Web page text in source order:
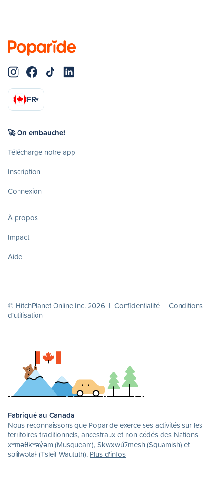
FR▾
🚀 On embauche!
Télécharge notre app
Inscription
Connexion
À propos
Impact
Aide
© HitchPlanet Online Inc. 2026 | Confidentialité | Conditions
d'utilisation
Fabriqué au Canada
Nous reconnaissons que Poparide exerce ses activités sur les
territoires traditionnels, ancestraux et non cédés des Nations
xʷməθkʷəy̓əm (Musqueam), Sḵwx̱wú7mesh (Squamish) et
səlilwətaɬ (Tsleil-Waututh). Plus d'infos